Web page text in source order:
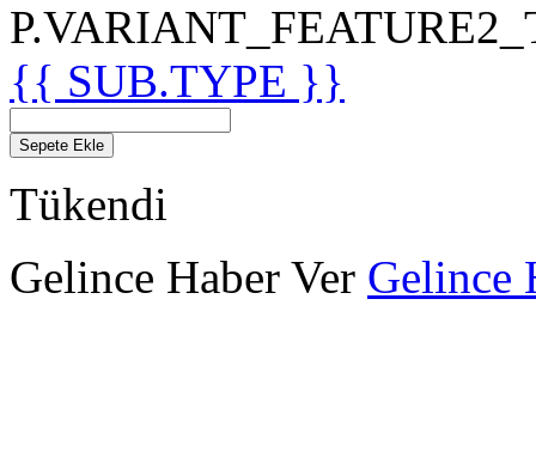
{{ SUB.TYPE }}
Sepete Ekle
Tükendi
Gelince Haber Ver Gelince